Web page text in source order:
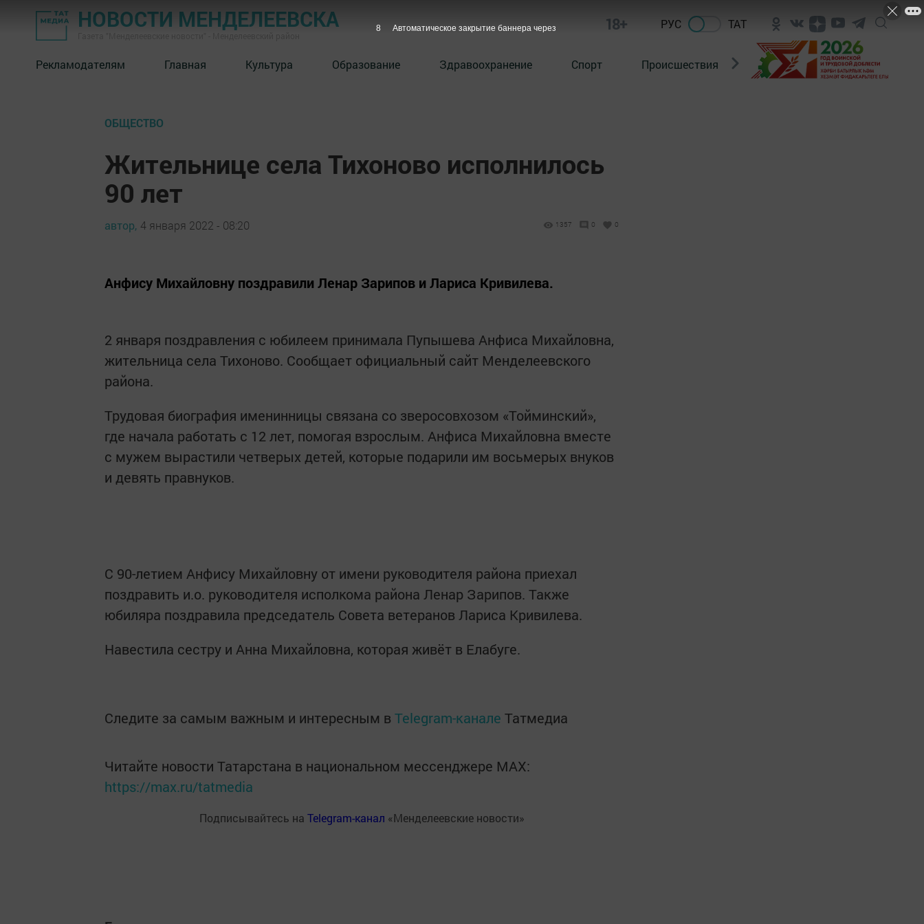
НОВОСТИ МЕНДЕЛЕЕВСКА 18+ РУС ТАТ
Рекламодателям Главная Культура Образование Здравоохранение Спорт Происшествия Новости Госавтоинспекции
ОБЩЕСТВО
Жительнице села Тихоново исполнилось
90 лет
автор, 4 января 2022 - 08:20 1357 0 0
Анфису Михайловну поздравили Ленар Зарипов и Лариса Кривилева.
2 января поздравления с юбилеем принимала Пупышева Анфиса Михайловна,
жительница села Тихоново. Сообщает официальный сайт Менделеевского
района.
Трудовая биография именинницы связана со зверосовхозом «Тойминский»,
где начала работать с 12 лет, помогая взрослым. Анфиса Михайловна вместе
с мужем вырастили четверых детей, которые подарили им восьмерых внуков
и девять правнуков.
С 90-летием Анфису Михайловну от имени руководителя района приехал
поздравить и.о. руководителя исполкома района Ленар Зарипов. Также
юбиляра поздравила председатель Совета ветеранов Лариса Кривилева.
Навестила сестру и Анна Михайловна, которая живёт в Елабуге.
Следите за самым важным и интересным в Telegram-канале Татмедиа
Читайте новости Татарстана в национальном мессенджере MАХ:
https://max.ru/tatmedia
Подписывайтесь на Telegram-канал «Менделеевские новости»
7 Автоматическое закрытие баннера через